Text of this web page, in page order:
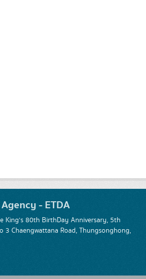
- ETDA
King's 80th BirthDay Anniversary, 5th
3 Chaengwattana Road, Thungsonghong,